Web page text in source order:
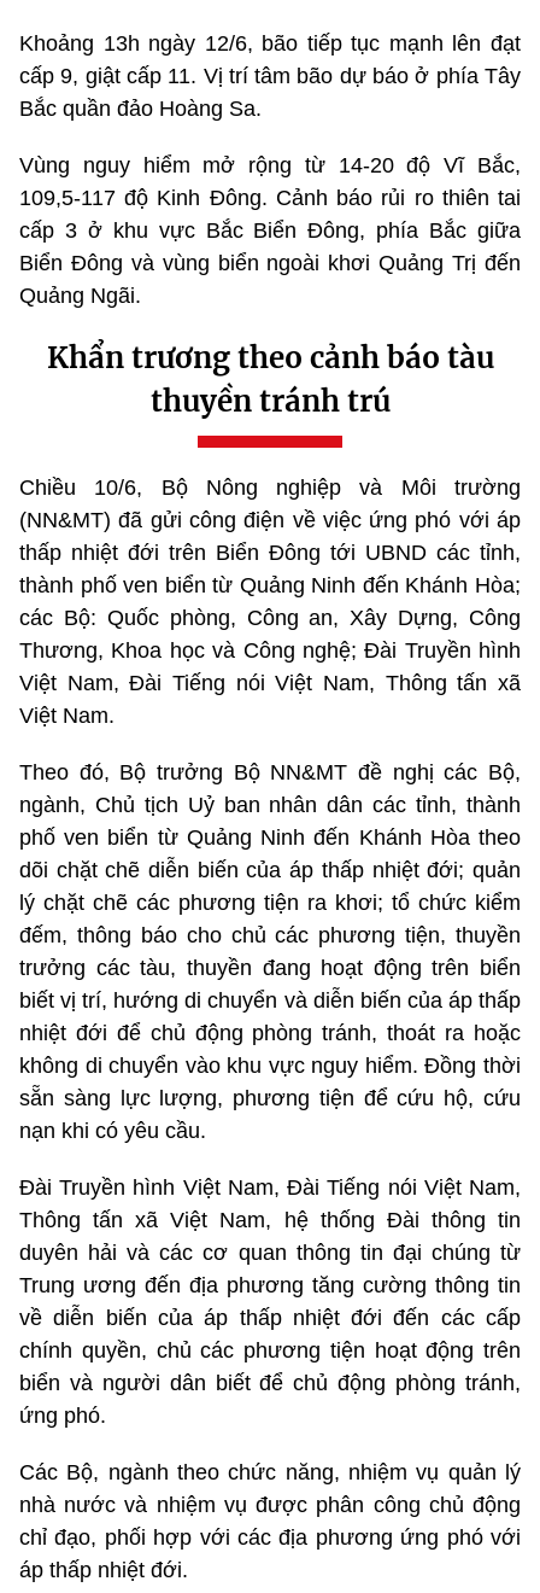
Khoảng 13h ngày 12/6, bão tiếp tục mạnh lên đạt
cấp 9, giật cấp 11. Vị trí tâm bão dự báo ở phía Tây
Bắc quần đảo Hoàng Sa.
Vùng nguy hiểm mở rộng từ 14-20 độ Vĩ Bắc,
109,5-117 độ Kinh Đông. Cảnh báo rủi ro thiên tai
cấp 3 ở khu vực Bắc Biển Đông, phía Bắc giữa
Biển Đông và vùng biển ngoài khơi Quảng Trị đến
Quảng Ngãi.
Khẩn trương theo cảnh báo tàu
thuyền tránh trú
Chiều 10/6, Bộ Nông nghiệp và Môi trường
(NN&MT) đã gửi công điện về việc ứng phó với áp
thấp nhiệt đới trên Biển Đông tới UBND các tỉnh,
thành phố ven biển từ Quảng Ninh đến Khánh Hòa;
các Bộ: Quốc phòng, Công an, Xây Dựng, Công
Thương, Khoa học và Công nghệ; Đài Truyền hình
Việt Nam, Đài Tiếng nói Việt Nam, Thông tấn xã
Việt Nam.
Theo đó, Bộ trưởng Bộ NN&MT đề nghị các Bộ,
ngành, Chủ tịch Uỷ ban nhân dân các tỉnh, thành
phố ven biển từ Quảng Ninh đến Khánh Hòa theo
dõi chặt chẽ diễn biến của áp thấp nhiệt đới; quản
lý chặt chẽ các phương tiện ra khơi; tổ chức kiểm
đếm, thông báo cho chủ các phương tiện, thuyền
trưởng các tàu, thuyền đang hoạt động trên biển
biết vị trí, hướng di chuyển và diễn biến của áp thấp
nhiệt đới để chủ động phòng tránh, thoát ra hoặc
không di chuyển vào khu vực nguy hiểm. Đồng thời
sẵn sàng lực lượng, phương tiện để cứu hộ, cứu
nạn khi có yêu cầu.
Đài Truyền hình Việt Nam, Đài Tiếng nói Việt Nam,
Thông tấn xã Việt Nam, hệ thống Đài thông tin
duyên hải và các cơ quan thông tin đại chúng từ
Trung ương đến địa phương tăng cường thông tin
về diễn biến của áp thấp nhiệt đới đến các cấp
chính quyền, chủ các phương tiện hoạt động trên
biển và người dân biết để chủ động phòng tránh,
ứng phó.
Các Bộ, ngành theo chức năng, nhiệm vụ quản lý
nhà nước và nhiệm vụ được phân công chủ động
chỉ đạo, phối hợp với các địa phương ứng phó với
áp thấp nhiệt đới.